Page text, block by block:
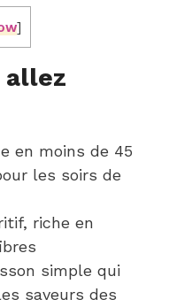
]
allez
en moins de 45
les soirs de
riche en
simple qui
saveurs des